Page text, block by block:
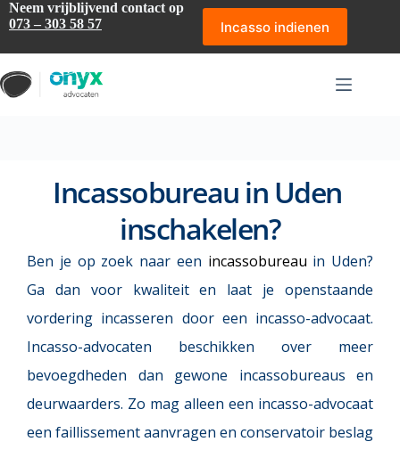
Ga
naar
inhoud
Neem vrijblijvend contact op
073 – 303 58 57
Incasso indienen
Incassobureau in Uden
inschakelen?
Ben je op zoek naar een incassobureau in Uden?
Ga dan voor kwaliteit en laat je openstaande
vordering incasseren door een incasso-advocaat.
Incasso-advocaten beschikken over meer
bevoegdheden dan gewone incassobureaus en
deurwaarders. Zo mag alleen een incasso-advocaat
een faillissement aanvragen en conservatoir beslag